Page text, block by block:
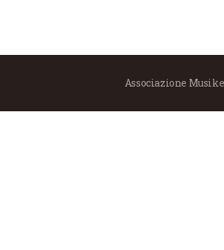
Associazione Musike